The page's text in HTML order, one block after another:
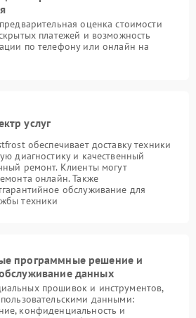
оценка стоимости
платежей и возможность
по телефону или онлайн на
услуг
обеспечивает доставку техники
диагностику и качественный
ремонт. Клиенты могут
онлайн. Также
обслуживание для
техники
программные решение и
данных
прошивок и инструментов,
данными:
конфиденциальность и